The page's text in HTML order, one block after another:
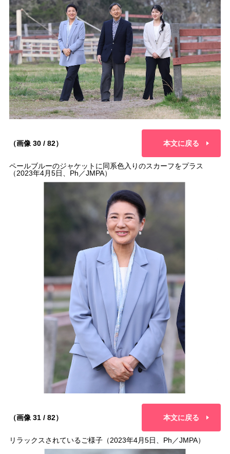
（画像 30 / 82） 本文に戻る
ペールブルーのジャケットに同系色入りのスカーフをプラス
（2023年4月5日、Ph／JMPA）
（画像 31 / 82） 本文に戻る
リラックスされているご様子（2023年4月5日、Ph／JMPA）